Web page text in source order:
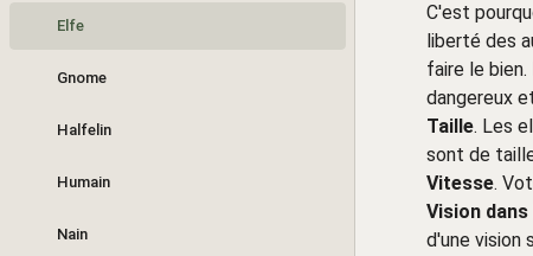
Elfe
Gnome
Halfelin
Humain
Nain
C'est
liberté des
faire le
dangereux
Taille. Les
sont de
Vitesse.
Vision
d'une vision